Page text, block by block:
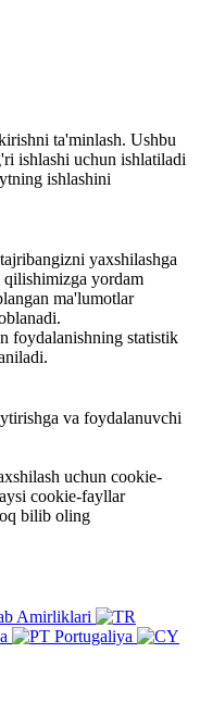
ta'minlash. Ushbu
ishlashi uchun ishlatiladi
ishlashini
yaxshilashga
qilishimizga yordam
ma'lumotlar
foydalanishning statistik
va foydalanuvchi
uchun cookie-
cookie-fayllar
bilib oling
Amirliklari
Portugaliya